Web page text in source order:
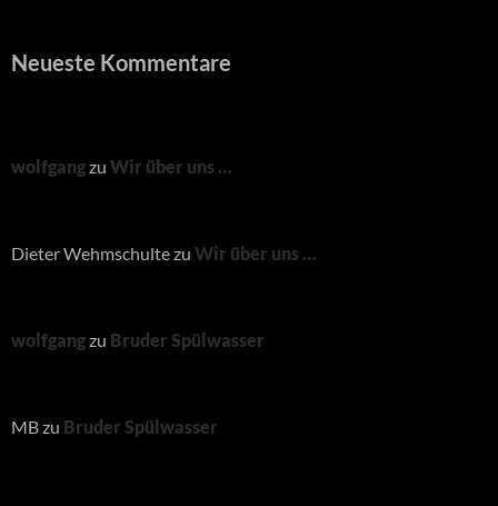
Neueste Kommentare
wolfgangzu Wir über uns …
Dieter Wehmschultezu Wir über uns …
wolfgangzu Bruder Spülwasser
MBzu Bruder Spülwasser